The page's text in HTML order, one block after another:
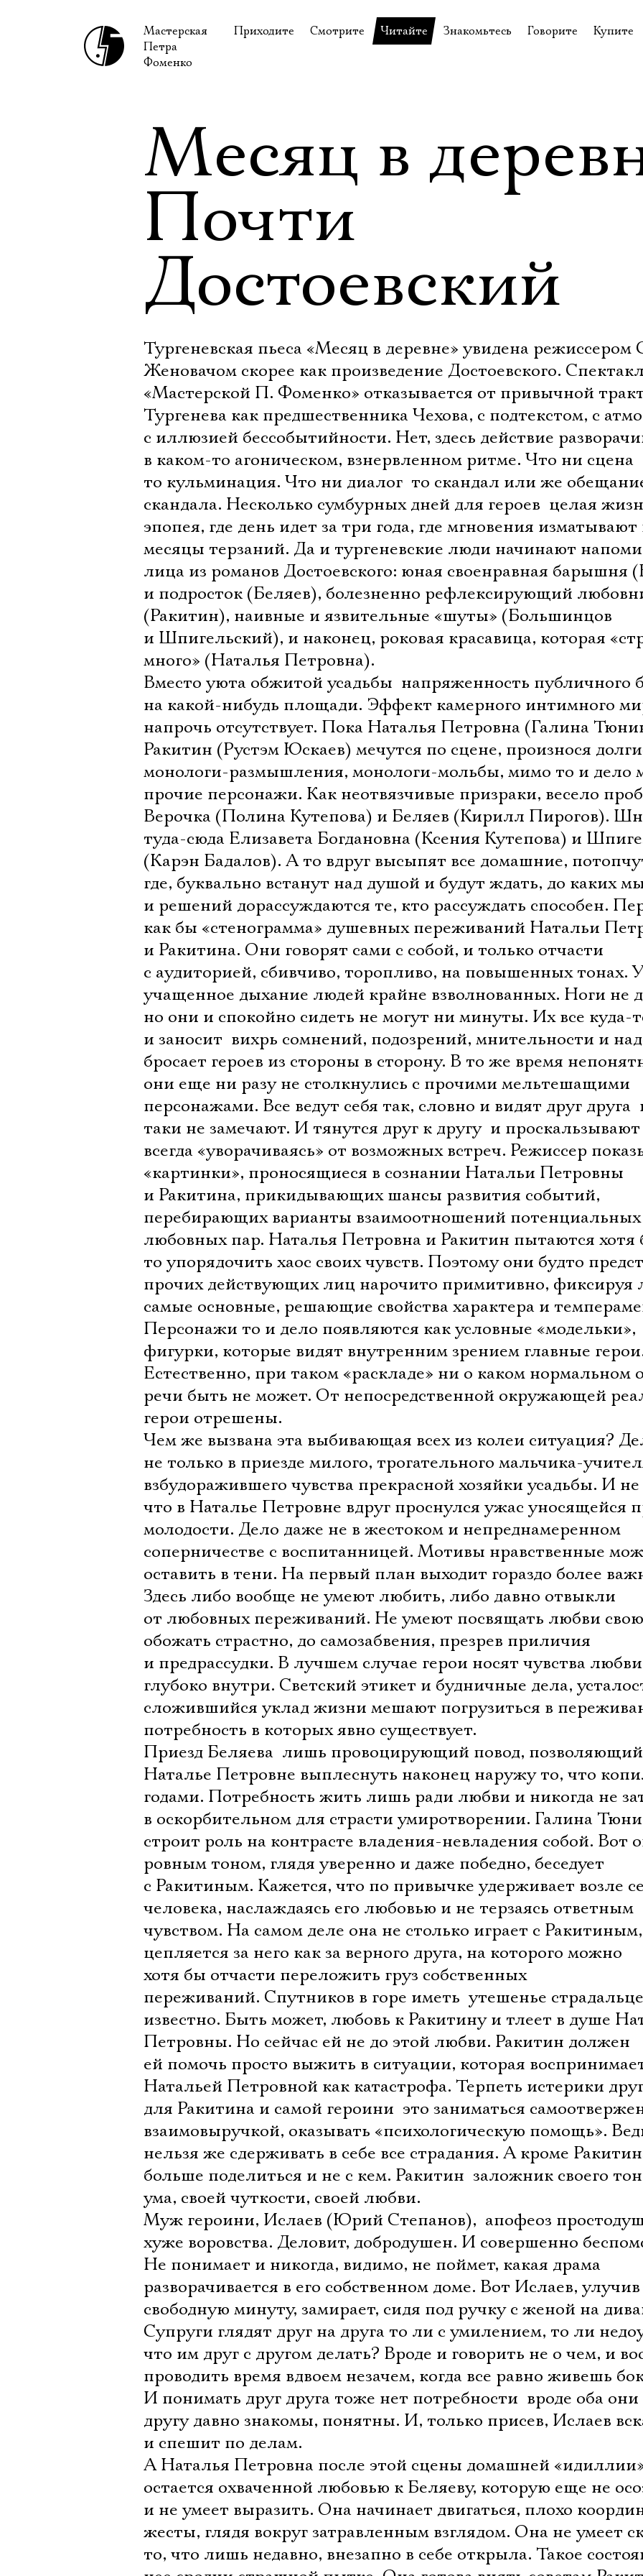
Мастерская
Петра
Фоменко
Приходите
Правила посещения
Смотрите
Внеклассные чтения
Читайте
Архив проектов
Знакомьтесь
Художники
Руководство
Владимир Максимов
Говорите
Купите
Месяц в
Почти
Достоевский
Тургеневская пьеса «Месяц в деревне» увидена режиссером
Женовачом скорее как произведение Достоевского.
«Мастерской П. Фоменко» отказывается от привычной
Тургенева как предшественника Чехова, с подтекстом, с
с иллюзией бессобытийности. Нет, здесь действие
в каком-то агоническом, взнервленном ритме. Что ни сцена 
то кульминация. Что ни диалог  то скандал или же
скандала. Несколько сумбурных дней для героев  целая
эпопея, где день идет за три года, где мгновения изматывают
месяцы терзаний. Да и тургеневские люди начинают
лица из романов Достоевского: юная своенравная барышня
и подросток (Беляев), болезненно рефлексирующий
(Ракитин), наивные и язвительные «шуты» (Большинцов
и Шпигельский), и наконец, роковая красавица, которая
много» (Наталья Петровна).
Вместо уюта обжитой усадьбы  напряженность публичного
на какой-нибудь площади. Эффект камерного интимного
напрочь отсутствует. Пока Наталья Петровна (Галина
Ракитин (Рустэм Юскаев) мечутся по сцене, произнося
монологи-размышления, монологи-мольбы, мимо то и дело
прочие персонажи. Как неотвязчивые призраки, весело
Верочка (Полина Кутепова) и Беляев (Кирилл Пирогов).
туда-сюда Елизавета Богдановна (Ксения Кутепова) и
(Карэн Бадалов). А то вдруг высыпят все домашние,
где, буквально встанут над душой и будут ждать, до каких
и решений дорассуждаются те, кто рассуждать способен.
как бы «стенограмма» душевных переживаний Натальи
и Ракитина. Они говорят сами с собой, и только отчасти
с аудиторией, сбивчиво, торопливо, на повышенных тонах.
учащенное дыхание людей крайне взволнованных. Ноги не
но они и спокойно сидеть не могут ни минуты. Их все куда-
и заносит  вихрь сомнений, подозрений, мнительности и
бросает героев из стороны в сторону. В то же время
они еще ни разу не столкнулись с прочими мельтешащими
персонажами. Все ведут себя так, словно и видят друг друга 
таки не замечают. И тянутся друг к другу  и
всегда «уворачиваясь» от возможных встреч. Режиссер
«картинки», проносящиеся в сознании Натальи Петровны
и Ракитина, прикидывающих шансы развития событий,
перебирающих варианты взаимоотношений потенциальных
любовных пар. Наталья Петровна и Ракитин пытаются хотя
то упорядочить хаос своих чувств. Поэтому они будто
прочих действующих лиц нарочито примитивно, фиксируя
самые основные, решающие свойства характера и
Персонажи то и дело появляются как условные «модельки»,
фигурки, которые видят внутренним зрением главные
Естественно, при таком «раскладе» ни о каком нормальном
речи быть не может. От непосредственной окружающей
герои отрешены.
Чем же вызвана эта выбивающая всех из колеи ситуация?
не только в приезде милого, трогательного мальчика-
взбудоражившего чувства прекрасной хозяйки усадьбы. И
что в Наталье Петровне вдруг проснулся ужас уносящейся
молодости. Дело даже не в жестоком и непреднамеренном
соперничестве с воспитанницей. Мотивы нравственные
оставить в тени. На первый план выходит гораздо более
Здесь либо вообще не умеют любить, либо давно отвыкли
от любовных переживаний. Не умеют посвящать любви
обожать страстно, до самозабвения, презрев приличия
и предрассудки. В лучшем случае герои носят чувства
глубоко внутри. Светский этикет и будничные дела,
сложившийся уклад жизни мешают погрузиться в
потребность в которых явно существует.
Приезд Беляева  лишь провоцирующий повод, позволяющий
Наталье Петровне выплеснуть наконец наружу то, что
годами. Потребность жить лишь ради любви и никогда не
в оскорбительном для страсти умиротворении. Галина
строит роль на контрасте владения-невладения собой. Вот
ровным тоном, глядя уверенно и даже победно, беседует
с Ракитиным. Кажется, что по привычке удерживает возле
человека, наслаждаясь его любовью и не терзаясь ответным
чувством. На самом деле она не столько играет с
цепляется за него как за верного друга, на которого можно
хотя бы отчасти переложить груз собственных
переживаний. Спутников в горе иметь  утешенье
известно. Быть может, любовь к Ракитину и тлеет в душе
Петровны. Но сейчас ей не до этой любви. Ракитин должен
ей помочь просто выжить в ситуации, которая
Натальей Петровной как катастрофа. Терпеть истерики
для Ракитина и самой героини  это заниматься
взаимовыручкой, оказывать «психологическую помощь».
нельзя же сдерживать в себе все страдания. А кроме
больше поделиться и не с кем. Ракитин  заложник своего
ума, своей чуткости, своей любви.
Муж героини, Ислаев (Юрий Степанов),  апофеоз
хуже воровства. Деловит, добродушен. И совершенно
Не понимает и никогда, видимо, не поймет, какая драма
разворачивается в его собственном доме. Вот Ислаев, улучив
свободную минуту, замирает, сидя под ручку с женой на
Супруги глядят друг на друга то ли с умилением, то ли
что им друг с другом делать? Вроде и говорить не о чем, и
проводить время вдвоем незачем, когда все равно живешь
И понимать друг друга тоже нет потребности  вроде оба они
другу давно знакомы, понятны. И, только присев, Ислаев
и спешит по делам.
А Наталья Петровна после этой сцены домашней
остается охваченной любовью к Беляеву, которую еще не
и не умеет выразить. Она начинает двигаться, плохо
жесты, глядя вокруг затравленным взглядом. Она не умеет
то, что лишь недавно, внезапно в себе открыла. Такое
Электропочта